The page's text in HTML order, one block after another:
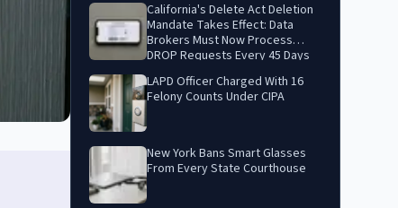
California's Delete Act Deletion
Mandate Takes Effect: Data
Brokers Must Now Process
DROP Requests Every 45 Days
LAPD Officer Charged With 16
Felony Counts Under CIPA
New York Bans Smart Glasses
From Every State Courthouse